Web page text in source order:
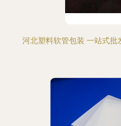
河北塑料软管包装 一站式批